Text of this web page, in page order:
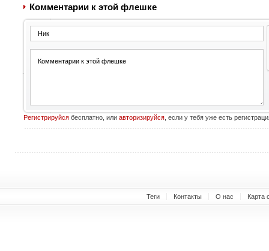
Комментарии к этой флешке
Регистрируйсябесплатно, или авторизируйся, если у тебя уже есть
Теги Контакты О нас Карта